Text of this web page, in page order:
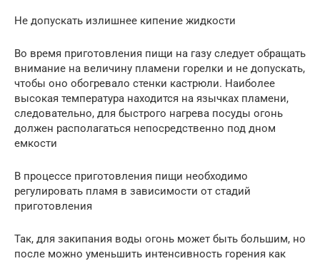
Не допускать излишнее кипение жидкости
Во время приготовления пищи на газу следует обращать
внимание на величину пламени горелки и не допускать,
чтобы оно обогревало стенки кастрюли. Наиболее
высокая температура находится на язычках пламени,
следовательно, для быстрого нагрева посуды огонь
должен располагаться непосредственно под дном
емкости
В процессе приготовления пищи необходимо
регулировать пламя в зависимости от стадий
приготовления
Так, для закипания воды огонь может быть большим, но
после можно уменьшить интенсивность горения как